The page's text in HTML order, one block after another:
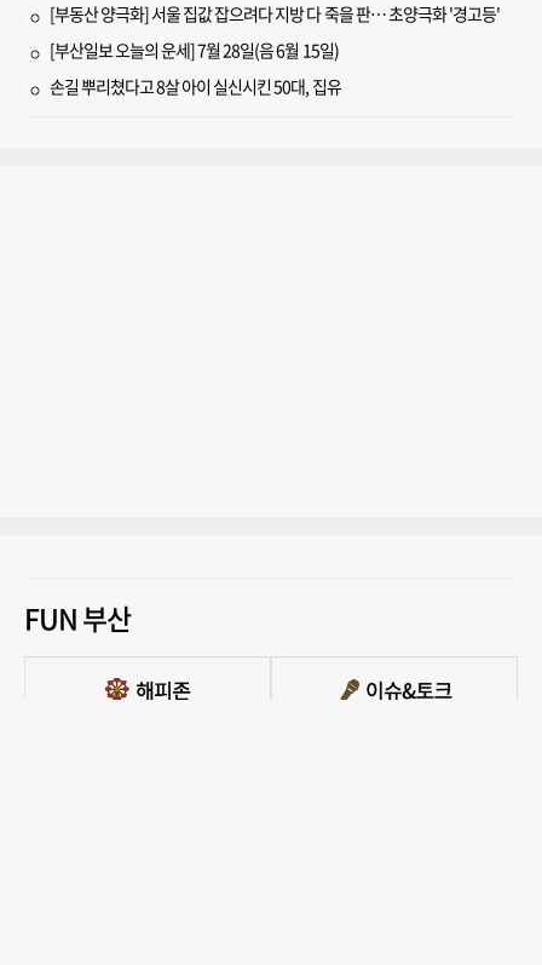
[부동산 양극화] 서울 집값 잡으려다 지방 다 죽을 판… 초양극화 '경고등'
[부산일보 오늘의 운세] 7월 28일(음 6월 15일)
손길 뿌리쳤다고 8살 아이 실신시킨 50대, 집유
FUN 부산